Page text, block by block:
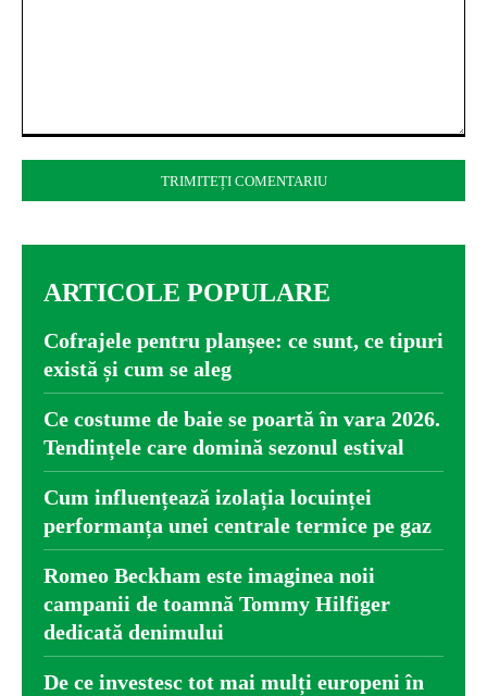
ARTICOLE POPULARE
Cofrajele pentru planșee: ce sunt, ce tipuri
există și cum se aleg
Ce costume de baie se poartă în vara 2026.
Tendințele care domină sezonul estival
Cum influențează izolația locuinței
performanța unei centrale termice pe gaz
Romeo Beckham este imaginea noii
campanii de toamnă Tommy Hilfiger
dedicată denimului
De ce investesc tot mai mulți europeni în